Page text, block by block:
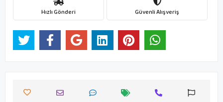
Hızlı Gönderi Güvenli Alışveriş